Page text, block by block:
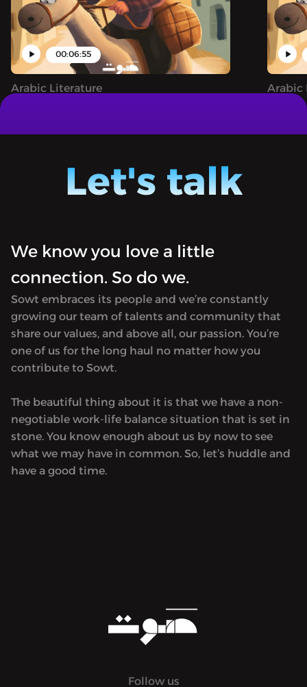
00:06:55
Arabic Literature
astonishing feats, and whimsical
adventures.
Arabic
Let's talk
We know you love a little
connection. So do we.
Sowt embraces its people and we’re constantly
growing our team of talents and community that
share our values, and above all, our passion. You’re
one of us for the long haul no matter how you
contribute to Sowt.
The beautiful thing about it is that we have a non-
negotiable work-life balance situation that is set in
stone. You know enough about us by now to see
what we may have in common. So, let’s huddle and
have a good time.
Follow us